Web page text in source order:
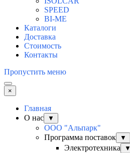
SPEED
BI-ME
Каталоги
Доставка
Стоимость
Контакты
Пропустить меню
×
Главная
О нас
▼
ООО "Альпарк"
Программа поставок
▼
Электротехника ▼